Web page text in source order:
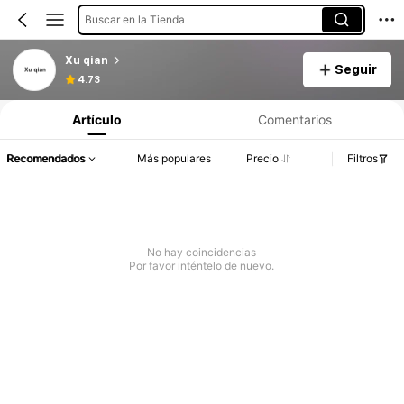
Buscar en la Tienda
Xu qian
4.73
Seguir
Artículo Comentarios
Recomendados Más populares Precio Filtros
No hay coincidencias
Por favor inténtelo de nuevo.